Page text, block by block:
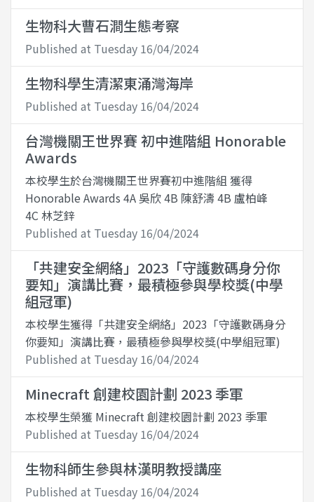
生物科大曹石澗生態考察
Published at Tuesday 16/04/2024
生物科學生清潔東涌灣海岸
Published at Tuesday 16/04/2024
台灣機關王世界賽 初中進階組 Honorable
Awards
本校學生於台灣機關王世界賽初中進階組 獲得
Honorable Awards 4A 吳欣 4B 陳舒濤 4B 盧柏峰
4C 林芝鋅
Published at Tuesday 16/04/2024
「共建安全網絡」2023「守護數碼身分你
要知」演講比賽，最積極參與學校獎(中學
組冠軍)
本校學生獲得「共建安全網絡」2023「守護數碼身分
你要知」演講比賽，最積極參與學校獎(中學組冠軍)
Published at Tuesday 16/04/2024
Minecraft 創建校園計劃 2023 季軍
本校學生榮獲 Minecraft 創建校園計劃 2023 季軍
Published at Tuesday 16/04/2024
生物科師生參與林漢明教授講座
Published at Tuesday 16/04/2024